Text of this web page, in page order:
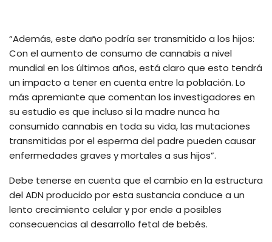
“Además, este daño podría ser transmitido a los hijos:
Con el aumento de consumo de cannabis a nivel
mundial en los últimos años, está claro que esto tendrá
un impacto a tener en cuenta entre la población. Lo
más apremiante que comentan los investigadores en
su estudio es que incluso si la madre nunca ha
consumido cannabis en toda su vida, las mutaciones
transmitidas por el esperma del padre pueden causar
enfermedades graves y mortales a sus hijos”.
Debe tenerse en cuenta que el cambio en la estructura
del ADN producido por esta sustancia conduce a un
lento crecimiento celular y por ende a posibles
consecuencias al desarrollo fetal de bebés.